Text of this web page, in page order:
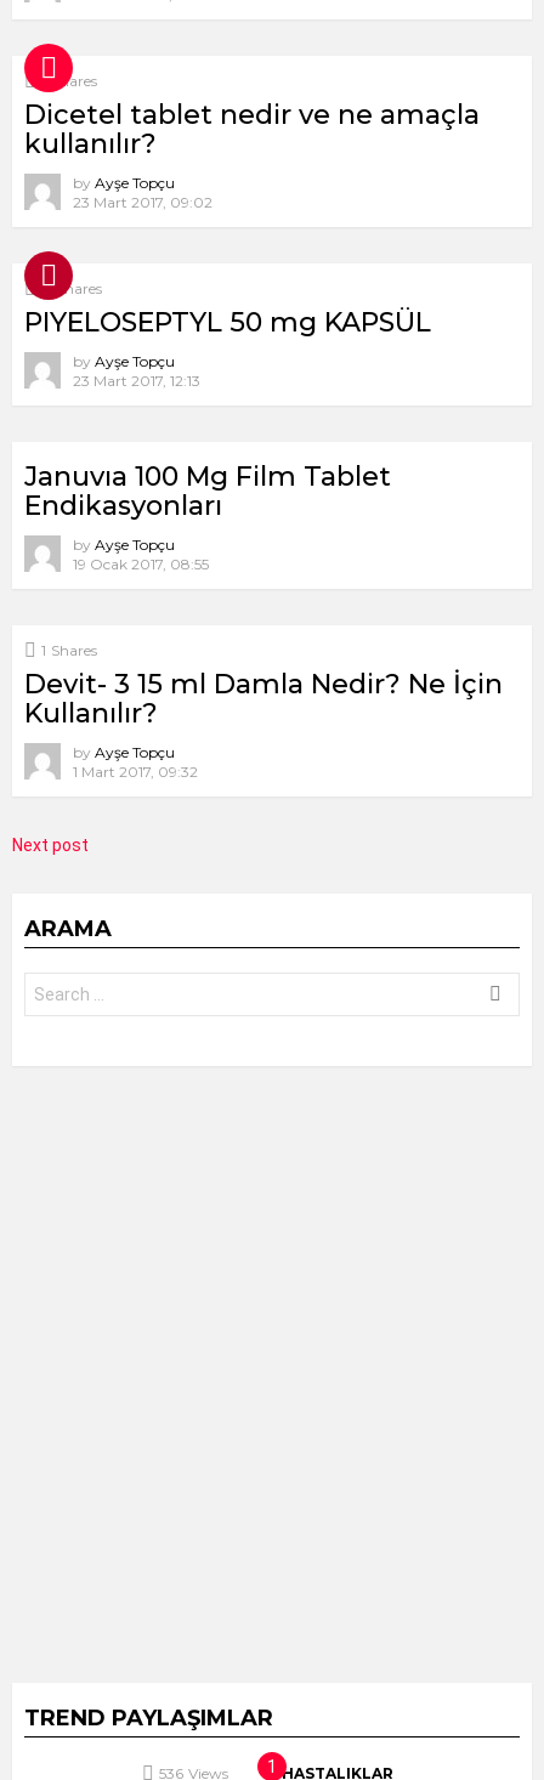
1 Shares
Dicetel tablet nedir ve ne amaçla
kullanılır?
by Ayşe Topçu
23 Mart 2017, 09:02
8 Shares
PIYELOSEPTYL 50 mg KAPSÜL
by Ayşe Topçu
23 Mart 2017, 12:13
Januvıa 100 Mg Film Tablet
Endikasyonları
by Ayşe Topçu
19 Ocak 2017, 08:55
1 Shares
Devit- 3 15 ml Damla Nedir? Ne İçin
Kullanılır?
by Ayşe Topçu
1 Mart 2017, 09:32
Next post
ARAMA
for:
TREND PAYLAŞIMLAR
536 Views İÇ HASTALIKLAR